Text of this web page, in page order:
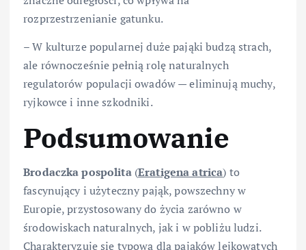
rozprzestrzenianie gatunku.
– W kulturze popularnej duże pająki budzą strach,
ale równocześnie pełnią rolę naturalnych
regulatorów populacji owadów — eliminują muchy,
ryjkowce i inne szkodniki.
Podsumowanie
Brodaczka pospolita(Eratigena atrica) to
fascynujący i użyteczny pająk, powszechny w
Europie, przystosowany do życia zarówno w
środowiskach naturalnych, jak i w pobliżu ludzi.
Charakteryzuje się typową dla pająków lejkowatych